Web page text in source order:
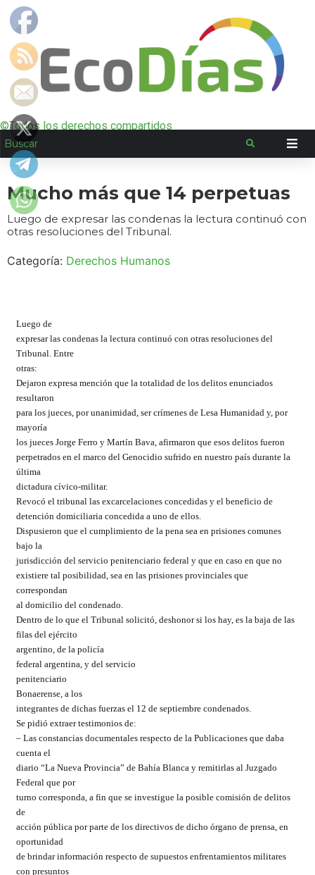
©Todos los derechos compartidos
Mucho más que 14 perpetuas
Luego de expresar las condenas la lectura continuó con
otras resoluciones del Tribunal.
Categoría: Derechos Humanos
Luego de
expresar las condenas la lectura continuó con otras resoluciones del
Tribunal. Entre
otras:
Dejaron expresa mención que la totalidad de los delitos enunciados
resultaron
para los jueces, por unanimidad, ser crímenes de Lesa Humanidad y, por
mayoría
los jueces Jorge Ferro y Martín Bava, afirmaron que esos delitos fueron
perpetrados en el marco del Genocidio sufrido en nuestro país durante la
última
dictadura cívico-militar.
Revocó el tribunal las excarcelaciones concedidas y el beneficio de
detención domiciliaria concedida a uno de ellos.
Dispusieron que el cumplimiento de la pena sea en prisiones comunes
bajo la
jurisdicción del servicio penitenciario federal y que en caso en que no
existiere tal posibilidad, sea en las prisiones provinciales que
correspondan
al domicilio del condenado.
Dentro de lo que el Tribunal solicitó, deshonor si los hay, es la baja de las
filas del ejército
argentino, de la policía
federal argentina, y del servicio
penitenciario
Bonaerense, a los
integrantes de dichas fuerzas el 12 de septiembre condenados.
Se pidió extraer testimonios de:
– Las constancias documentales respecto de la Publicaciones que daba
cuenta el
diario “La Nueva Provincia” de Bahía Blanca y remitirlas al Juzgado
Federal que por
turno corresponda, a fin que se investigue la posible comisión de delitos
de
acción pública por parte de los directivos de dicho órgano de prensa, en
oportunidad
de brindar información respecto de supuestos enfrentamientos militares
con presuntos